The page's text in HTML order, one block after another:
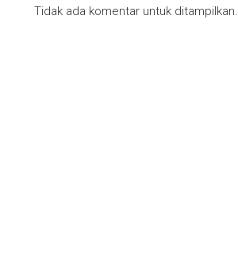
Tidak ada komentar untuk ditampilkan.